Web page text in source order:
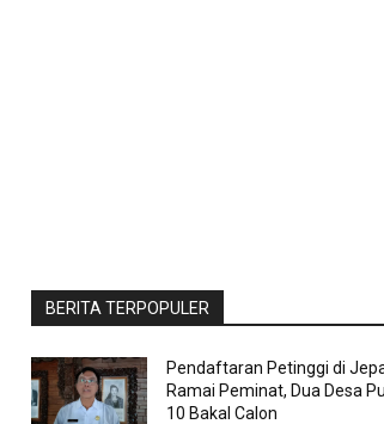
BERITA TERPOPULER
Pendaftaran Petinggi di
Ramai Peminat, Dua Desa
10 Bakal Calon